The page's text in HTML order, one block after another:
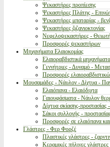
Ψεκαστήρες προπίεσης
Ψεκαστήρες Πλάτης -
Ψεκαστήρες μπαταρίας -
Ψεκαστήρες ζιζανιοκτονίας
Νεφελοψεκαστήρες -
Προσφορές ψεκαστήρων
Μηχανήματα Ελαιοκομίας
Ελαιοραβδιστικά μηχανήματα
Γεννήτριες - Δυναμό -
Προσφορές
Μουσαμάδες - Νάυλον - Δίχτυα -
Ελαιόπανα - Ελαιόδιχτα
Γαιουφάσματα - Νάυλον
Δίχτυα σκίασης-
Σάκοι συλλογής -
Προσφορές σε ελαιόπανα και
Γλάστρες - Φερ Φορζέ
Πλαστικές γλάστρες -
Κεραμικές πήλινες γλάστρες